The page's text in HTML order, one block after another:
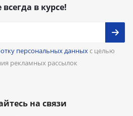
всегда в курсе!
персональных данныхс целью
рекламных рассылок
на связи